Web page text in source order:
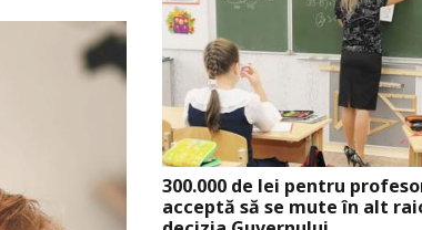
300.000 de lei pentru
acceptă să se mute în alt